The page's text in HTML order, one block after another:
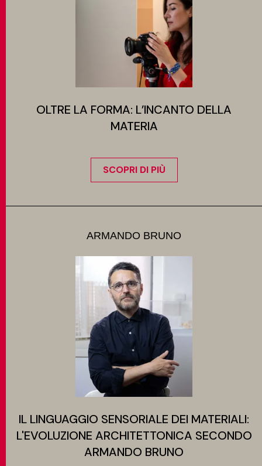
OLTRE LA FORMA: L’INCANTO DELLA
MATERIA
SCOPRI DI PIÙ
ARMANDO BRUNO
IL LINGUAGGIO SENSORIALE DEI MATERIALI:
L'EVOLUZIONE ARCHITETTONICA SECONDO
ARMANDO BRUNO